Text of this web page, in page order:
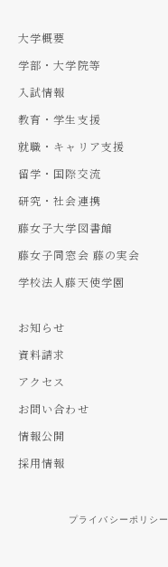
大学概要
学部・大学院等
入試情報
教育・学生支援
就職・キャリア支援
留学・国際交流
研究・社会連携
藤女子大学図書館
藤女子同窓会 藤の実会
学校法人藤天使学園
お知らせ
資料請求
アクセス
お問い合わせ
情報公開
採用情報
プライバシーポリシー